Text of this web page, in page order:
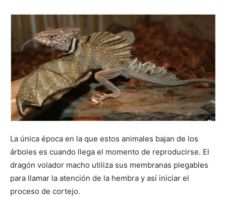
La única época en la que estos animales bajan de los
árboles es cuando llega el momento de reproducirse. El
dragón volador macho utiliza sus membranas plegables
para llamar la atención de la hembra y así iniciar el
proceso de cortejo.